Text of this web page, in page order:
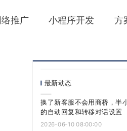
推广 小程序开发 方
最新动态
换了新客服不会用商桥，半
的自动回复和转移对话设置
2026-06-10 08:00:00